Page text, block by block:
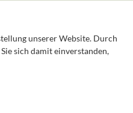
unserer Website. Durch
sich damit einverstanden,